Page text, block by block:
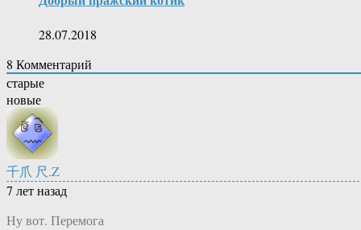
28.07.2018
8 Комментарий
старые
новые
千爪 尺.Z
7 лет назад
Ну вот. Перемога